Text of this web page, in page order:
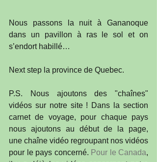
Nous passons la nuit à Gananoque
dans un pavillon à ras le sol et on
s’endort habillé…
Next step la province de Quebec.
P.S. Nous ajoutons des "chaînes"
vidéos sur notre site ! Dans la section
carnet de voyage, pour chaque pays
nous ajoutons au début de la page,
une chaîne vidéo regroupant nos vidéos
pour le pays concerné. Pour le Canada,